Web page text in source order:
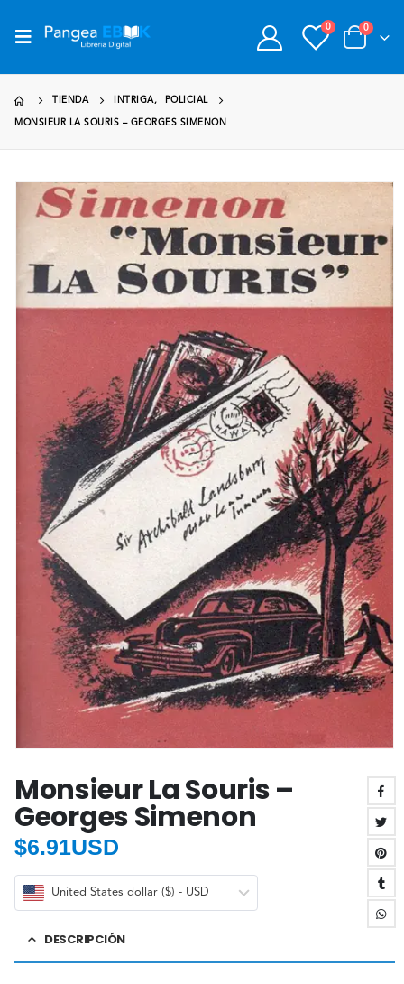
0 0
TIENDA INTRIGA, POLICIAL
MONSIEUR LA SOURIS – GEORGES SIMENON
Monsieur La Souris –
Georges Simenon
$6.91USD
United States dollar ($) - USD
DESCRIPCIÓN